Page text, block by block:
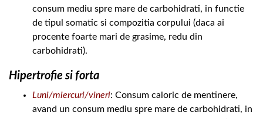
consum mediu spre mare de carbohidrati, in functie
de tipul somatic si compozitia corpului (daca ai
procente foarte mari de grasime, redu din
carbohidrati).
Hipertrofie si forta
Luni/miercuri/vineri: Consum caloric de mentinere,
avand un consum mediu spre mare de carbohidrati, in